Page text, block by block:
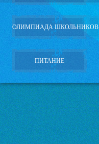
ОЛИМПИАДА ШКОЛЬНИКОВ
ПИТАНИЕ